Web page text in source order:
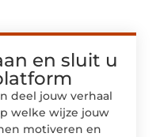
en sluit u
deel jouw verhaal
welke wijze jouw
motiveren en